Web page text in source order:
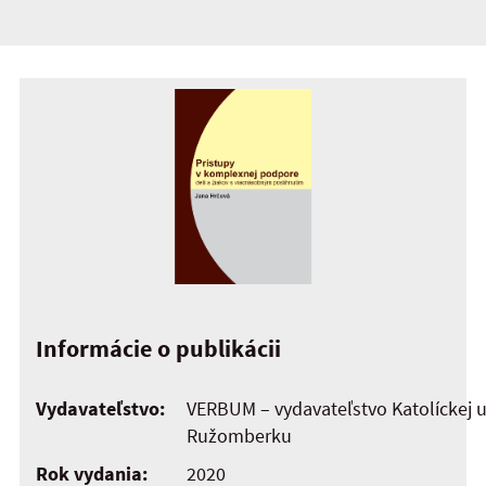
Informácie o publikácii
Vydavateľstvo:
VERBUM – vydavateľstvo Katolíckej
Ružomberku
Rok vydania:
2020